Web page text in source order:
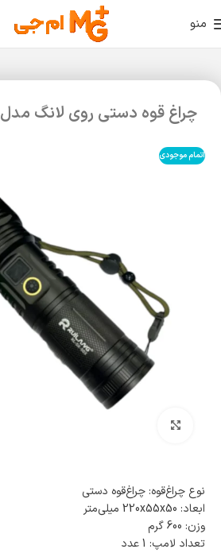
منو
چراغ قوه دستی روی لانگ مدل sx-503
اتمام موجودی
نوع چراغ‌قوه: چراغ‌قوه دستی
ابعاد: 220x55x50 میلی‌متر
وزن: 600 گرم
تعداد لامپ: 1 عدد